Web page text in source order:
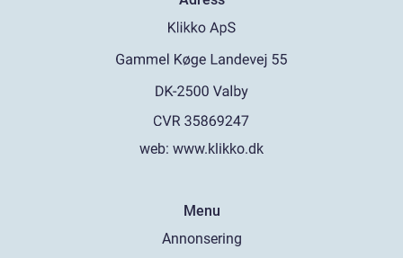
web: www.klikko.dk
Menu
Annonsering